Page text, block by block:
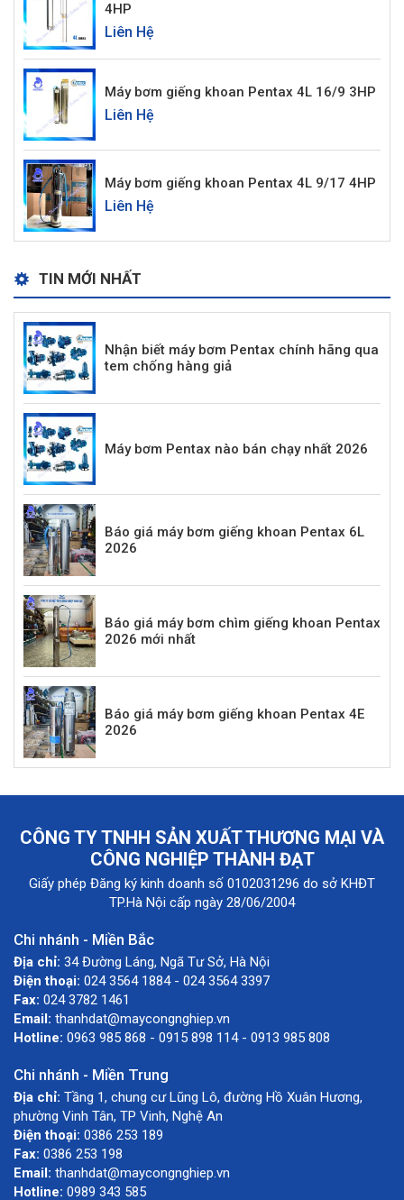
4HP
Liên Hệ
Máy bơm giếng khoan Pentax 4L 16/9 3HP
Liên Hệ
Máy bơm giếng khoan Pentax 4L 9/17 4HP
Liên Hệ
TIN MỚI NHẤT
Nhận biết máy bơm Pentax chính hãng qua
tem chống hàng giả
Máy bơm Pentax nào bán chạy nhất 2026
Báo giá máy bơm giếng khoan Pentax 6L
2026
Báo giá máy bơm chìm giếng khoan Pentax
2026 mới nhất
Báo giá máy bơm giếng khoan Pentax 4E
2026
CÔNG TY TNHH SẢN XUẤT THƯƠNG MẠI VÀ
CÔNG NGHIỆP THÀNH ĐẠT
Giấy phép Đăng ký kinh doanh số 0102031296 do sở KHĐT
TP.Hà Nội cấp ngày 28/06/2004
Chi nhánh - Miền Bắc
Địa chỉ: 34 Đường Láng, Ngã Tư Sở, Hà Nội
Điện thoại: 024 3564 1884 - 024 3564 3397
Fax: 024 3782 1461
Email: thanhdat@maycongnghiep.vn
Hotline: 0963 985 868 - 0915 898 114 - 0913 985 808
Chi nhánh - Miền Trung
Địa chỉ: Tầng 1, chung cư Lũng Lô, đường Hồ Xuân Hương,
phường Vinh Tân, TP Vinh, Nghệ An
Điện thoại: 0386 253 189
Fax: 0386 253 198
Email: thanhdat@maycongnghiep.vn
Hotline: 0989 343 585